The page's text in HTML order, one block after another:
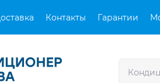
Контакты Гарантии